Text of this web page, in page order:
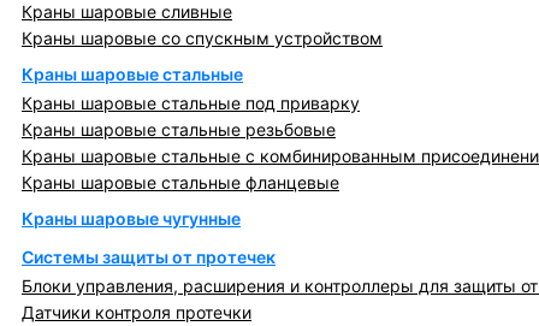
Краны шаровые сливные
Краны шаровые со спускным устройством
Краны шаровые стальные
Краны шаровые стальные под приварку
Краны шаровые стальные резьбовые
Краны шаровые стальные с комбинированным
Краны шаровые стальные фланцевые
Краны шаровые чугунные
Системы защиты от протечек
Блоки управления, расширения и контроллеры для защиты
Датчики контроля протечки